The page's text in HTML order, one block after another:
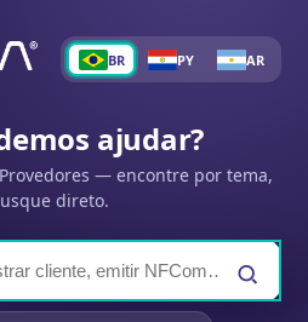
BR PY AR
ajudar?
— encontre por tema,
direto.